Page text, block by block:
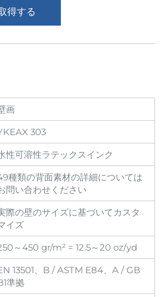
得する
画
303
性可溶性ラテックスインク
種類の背面素材の詳細については
問い合わせください
際の壁のサイズに基づいてカスタ
イズ
～450 gr/m² = 12.5～20 oz/yd
13501、B / ASTM E84、A / GB
準拠